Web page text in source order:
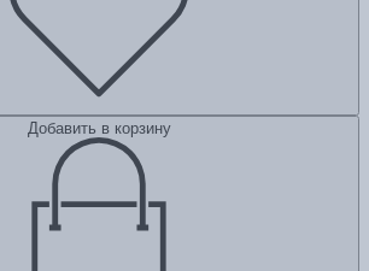
Добавить в корзину